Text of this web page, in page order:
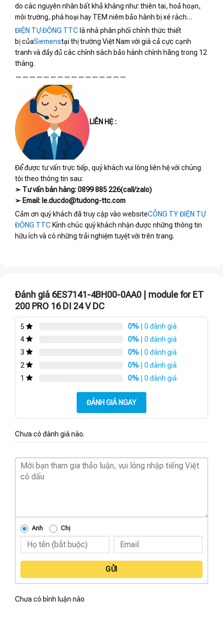
do các nguyên nhân bất khả kháng như: thiên tai, hoả hoạn,
môi trường, phá hoại hay TEM niêm bảo hành bị xé rách…
ĐIỆN TỰ ĐỘNG TTC là nhà phân phối chính thức thiết
bị củaSiemenstại thị trường Việt Nam với giá cả cực cạnh
tranh và đầy đủ các chính sách bảo hành chính hãng trong 12
tháng.
————————————————
LIÊN HỆ :
Để được tư vấn trực tiếp, quý khách vui lòng liên hệ với chúng
tôi theo thông tin sau:
➢ Tư vấn bán hàng: 0899 885 226(call/zalo)
➢ Email: le.ducdo@tudong-ttc.com
Cảm ơn quý khách đã truy cập vào websiteCÔNG TY ĐIỆN TỰ
ĐỘNG TTC Kính chúc quý khách nhận được những thông tin
hữu ích và có những trải nghiệm tuyệt vời trên trang.
Đánh giá 6ES7141-4BH00-0AA0 | module for ET
200 PRO 16 DI 24 V DC
5 0% | 0 đánh giá
4
0% | 0 đánh giá
3
0% | 0 đánh giá
2
0% | 0 đánh giá
1
0% | 0 đánh giá
ĐÁNH GIÁ NGAY
Chưa có đánh giá nào.
Anh Chị
GỬI
Chưa có bình luận nào